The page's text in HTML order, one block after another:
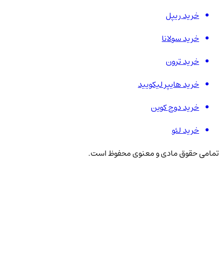
خرید ریپل
خرید سولانا
خرید ترون
خرید هایپر لیکویید
خرید دوج کوین
خرید لئو
تمامی حقوق مادی و معنوی محفوظ است.